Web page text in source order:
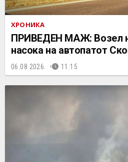
ХРОНИКА
ПРИВЕДЕН МАЖ: Возел
насока на автопатот
06.08.2026. 11:15